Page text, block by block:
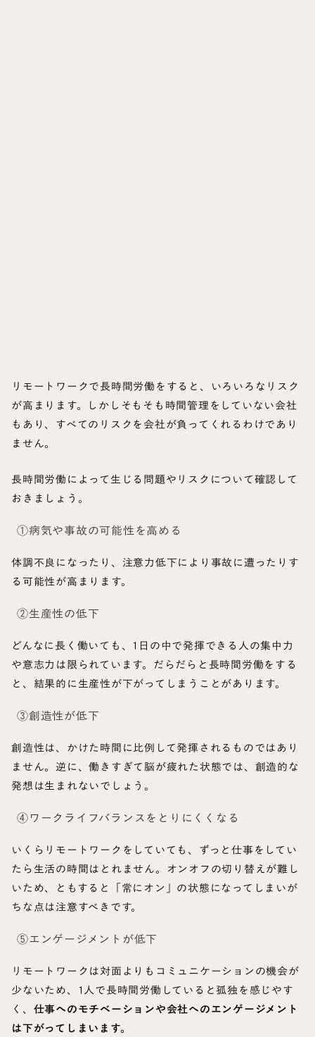
リモートワークで長時間労働をすると、いろいろなリスク
が高まります。しかしそもそも時間管理をしていない会社
もあり、すべてのリスクを会社が負ってくれるわけであり
ません。
長時間労働によって生じる問題やリスクについて確認して
おきましょう。
①病気や事故の可能性を高める
体調不良になったり、注意力低下により事故に遭ったりす
る可能性が高まります。
②生産性の低下
どんなに長く働いても、1日の中で発揮できる人の集中力
や意志力は限られています。だらだらと長時間労働をする
と、結果的に生産性が下がってしまうことがあります。
③創造性が低下
創造性は、かけた時間に比例して発揮されるものではあり
ません。逆に、働きすぎて脳が疲れた状態では、創造的な
発想は生まれないでしょう。
④ワークライフバランスをとりにくくなる
いくらリモートワークをしていても、ずっと仕事をしてい
たら生活の時間はとれません。オンオフの切り替えが難し
いため、ともすると「常にオン」の状態になってしまいが
ちな点は注意すべきです。
⑤エンゲージメントが低下
リモートワークは対面よりもコミュニケーションの機会が
少ないため、1人で長時間労働していると孤独を感じやす
く、 仕事へのモチベーションや会社へのエンゲージメント
は下がってしまいます。